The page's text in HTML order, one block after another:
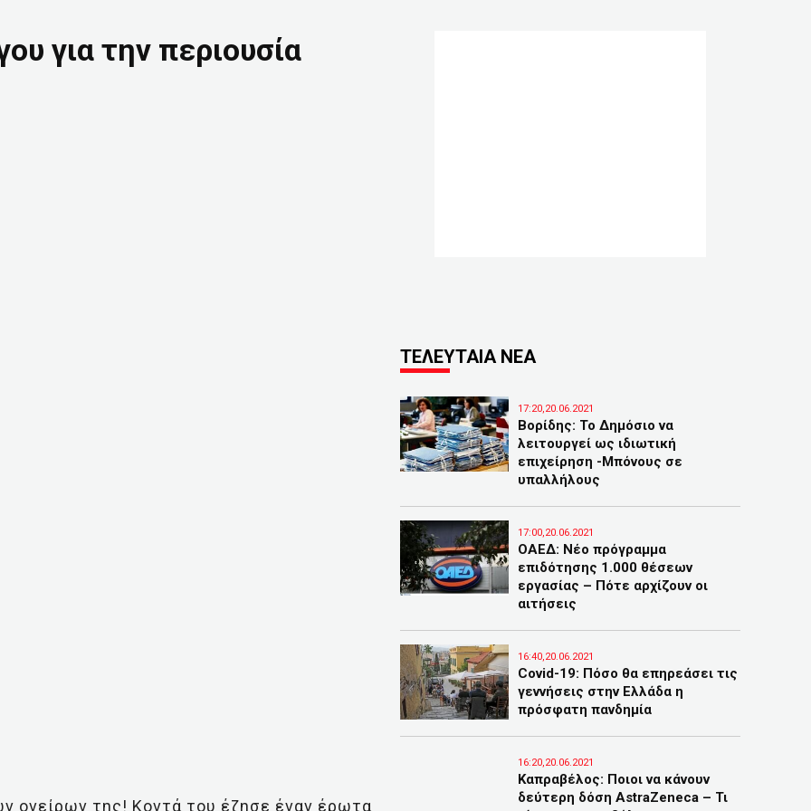
για την περιουσία
ονείρων της! Κοντά του έζησε έναν έρωτα
ΤΕΛΕΥΤΑΙΑ ΝΕΑ
17:20,20.06.2021
Βορίδης: Το Δημόσιο να
λειτουργεί ως ιδιωτική
επιχείρηση -Μπόνους σε
υπαλλήλους
17:00,20.06.2021
ΟΑΕΔ: Νέο πρόγραμμα
επιδότησης 1.000 θέσεων
εργασίας – Πότε αρχίζουν οι
αιτήσεις
16:40,20.06.2021
Covid-19: Πόσο θα επηρεάσει τις
γεννήσεις στην Ελλάδα η
πρόσφατη πανδημία
16:20,20.06.2021
Καπραβέλος: Ποιοι να κάνουν
δεύτερη δόση AstraZeneca – Τι